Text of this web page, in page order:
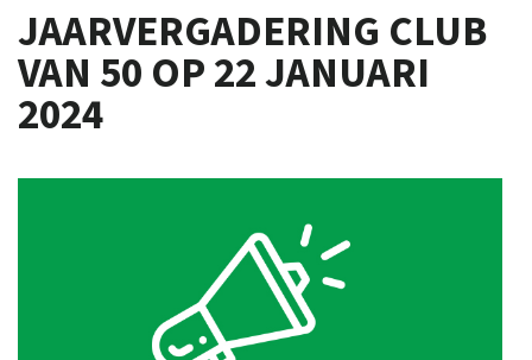
JAARVERGADERING CLUB
VAN 50 OP 22 JANUARI
2024